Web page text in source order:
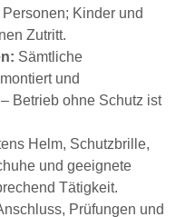
Kinder und
Zutritt.
Sämtliche
und
Betrieb ohne Schutz ist
Helm, Schutzbrille,
und geeignete
Tätigkeit.
Prüfungen und